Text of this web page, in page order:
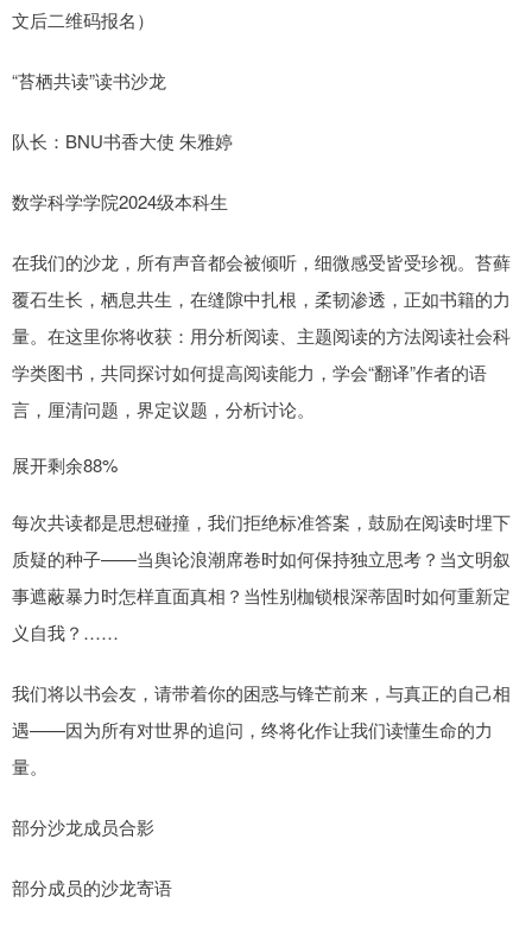
文后二维码报名）
“苔栖共读”读书沙龙
队长：BNU书香大使 朱雅婷
数学科学学院2024级本科生
在我们的沙龙，所有声音都会被倾听，细微感受皆受珍视。苔藓
覆石生长，栖息共生，在缝隙中扎根，柔韧渗透，正如书籍的力
量。在这里你将收获：用分析阅读、主题阅读的方法阅读社会科
学类图书，共同探讨如何提高阅读能力，学会“翻译”作者的语
言，厘清问题，界定议题，分析讨论。
展开剩余88%
每次共读都是思想碰撞，我们拒绝标准答案，鼓励在阅读时埋下
质疑的种子——当舆论浪潮席卷时如何保持独立思考？当文明叙
事遮蔽暴力时怎样直面真相？当性别枷锁根深蒂固时如何重新定
义自我？……
我们将以书会友，请带着你的困惑与锋芒前来，与真正的自己相
遇——因为所有对世界的追问，终将化作让我们读懂生命的力
量。
部分沙龙成员合影
部分成员的沙龙寄语